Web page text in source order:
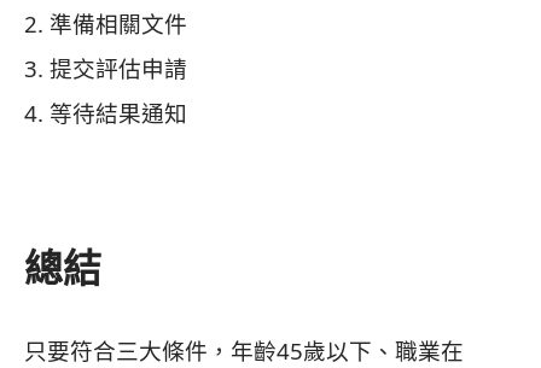
2. 準備相關文件
3. 提交評估申請
4. 等待結果通知
總結
只要符合三大條件，年齡45歲以下、職業在